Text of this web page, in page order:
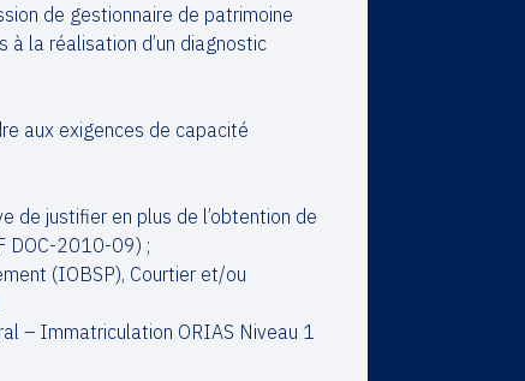
de gestionnaire de patrimoine
la réalisation d’un diagnostic
aux exigences de capacité
de justifier en plus de l’obtention de
DOC-2010-09) ;
(IOBSP), Courtier et/ou
– Immatriculation ORIAS Niveau 1